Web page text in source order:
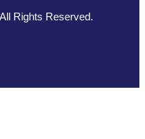
Rights Reserved.